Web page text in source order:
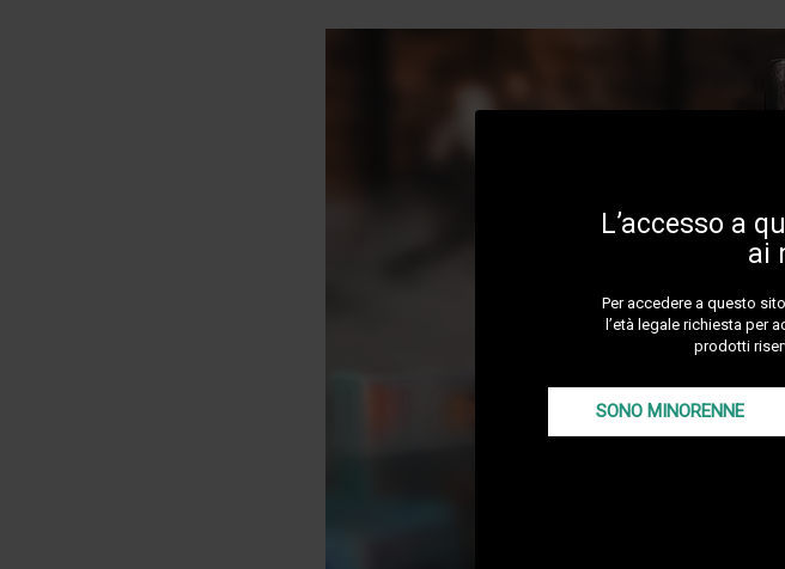
L’accesso a
ai
Per accedere a questo
l’età legale richiesta per
prodotti
SONO MINORENNE